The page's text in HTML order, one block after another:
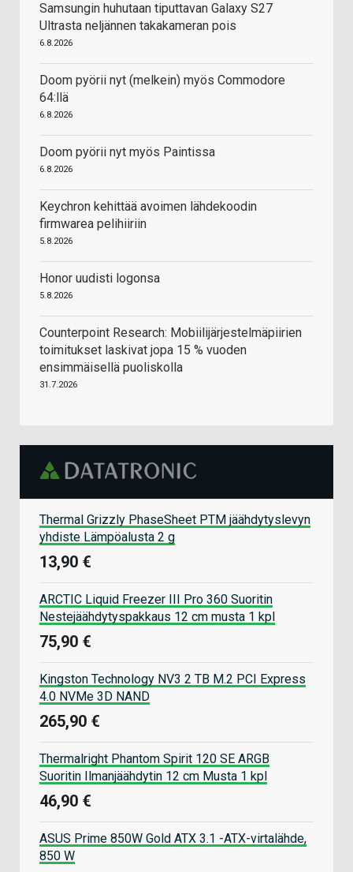
Samsungin huhutaan tiputtavan Galaxy S27
Ultrasta neljännen takakameran pois
6.8.2026
Doom pyörii nyt (melkein) myös Commodore
64:llä
6.8.2026
Doom pyörii nyt myös Paintissa
6.8.2026
Keychron kehittää avoimen lähdekoodin
firmwarea pelihiiriin
5.8.2026
Honor uudisti logonsa
5.8.2026
Counterpoint Research: Mobiilijärjestelmäpiirien
toimitukset laskivat jopa 15 % vuoden
ensimmäisellä puoliskolla
31.7.2026
Thermal Grizzly PhaseSheet PTM jäähdytyslevyn
yhdiste Lämpöalusta 2 g
13,90 €
ARCTIC Liquid Freezer III Pro 360 Suoritin
Nestejäähdytyspakkaus 12 cm musta 1 kpl
75,90 €
Kingston Technology NV3 2 TB M.2 PCI Express
4.0 NVMe 3D NAND
265,90 €
Thermalright Phantom Spirit 120 SE ARGB
Suoritin Ilmanjäähdytin 12 cm Musta 1 kpl
46,90 €
ASUS Prime 850W Gold ATX 3.1 -ATX-virtalähde,
850 W